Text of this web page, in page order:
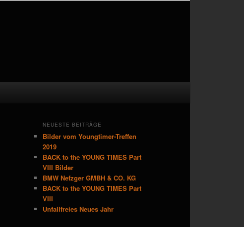
NEUESTE BEITRÄGE
Bilder vom Youngtimer-Treffen
2019
BACK to the YOUNG TIMES Part
VIII Bilder
BMW Nefzger GMBH & CO. KG
BACK to the YOUNG TIMES Part
VIII
Unfallfreies Neues Jahr